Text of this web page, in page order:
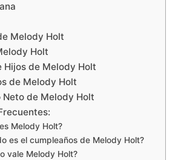
Melody Holt
Holt
Hijos de Melody Holt
de Melody Holt
Neto de Melody Holt
Melody Holt?
es el cumpleaños de Melody Holt?
vale Melody Holt?